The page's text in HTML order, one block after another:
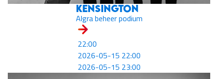
Kensington
Algra beheer podium
22:00
2026-05-15 22:00
2026-05-15 23:00